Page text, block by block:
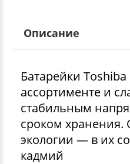
Описание
Батарейки
ассортименте и
стабильным
сроком хранения.
экологии — в их
кадмий